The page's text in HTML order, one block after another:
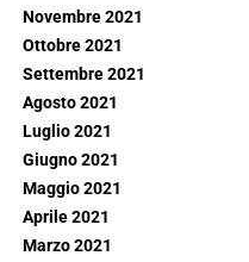
Novembre 2021
Ottobre 2021
Settembre 2021
Agosto 2021
Luglio 2021
Giugno 2021
Maggio 2021
Aprile 2021
Marzo 2021